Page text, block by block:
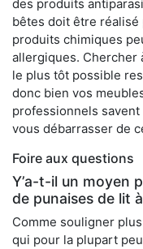
des produits
bêtes doit être réalisé
produits chimiques
allergiques. Chercher
le plus tôt possible
donc bien vos
professionnels savent
vous débarrasser de
Foire aux questions
Y’a-t-il un moyen
de punaises de lit
Comme souligner
qui pour la plupart